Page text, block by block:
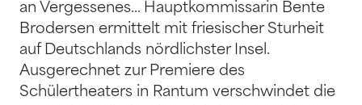
an Vergessenes... Hauptkommissarin Bente
Brodersen ermittelt mit friesischer Sturheit
auf Deutschlands nördlichster Insel.
Ausgerechnet zur Premiere des
Schülertheaters in Rantum verschwindet die